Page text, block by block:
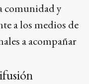
comunidad y
a los medios de
a acompañar